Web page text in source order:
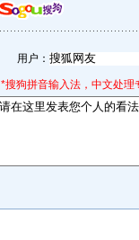
用户：
*搜狗拼音输入法，中文处理